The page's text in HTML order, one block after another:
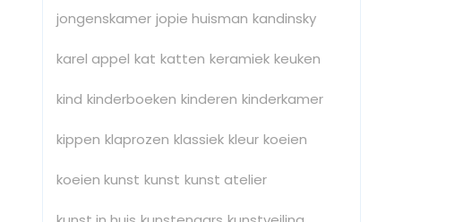
jongenskamer jopie huisman kandinsky
karel appel kat katten keramiek keuken
kind kinderboeken kinderen kinderkamer
kippen klaprozen klassiek kleur koeien
koeien kunst kunst kunst atelier